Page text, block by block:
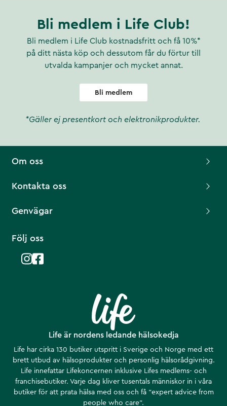
Bli medlem i Life Club!
Bli medlem i Life Club kostnadsfritt och få 10%*
på ditt nästa köp och dessutom får du förtur till
utvalda kampanjer och mycket annat.
Bli medlem
*Gäller ej presentkort och elektronikprodukter.
Life är nordens ledande hälsokedja
Life har cirka 130 butiker utspritt i Sverige och Norge med ett
brett utbud av hälsoprodukter och personlig hälsorådgivning.
Life innefattar Lifekoncernen inklusive Lifes medlems- och
franchisebutiker. Varje dag kliver tusentals människor in i våra
butiker för att prata hälsa med oss och få ”expert advice from
people who care”.
Om oss
Kontakta oss
Genvägar
Följ oss